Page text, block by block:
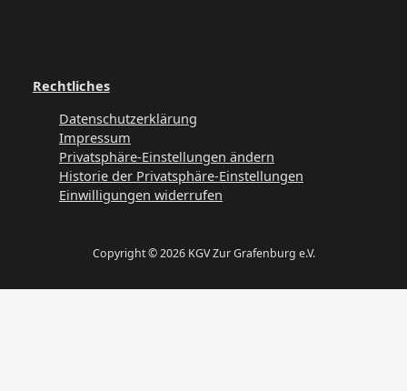
Rechtliches
Datenschutzerklärung
Impressum
Privatsphäre-Einstellungen ändern
Historie der Privatsphäre-Einstellungen
Einwilligungen widerrufen
Copyright © 2026 KGV Zur Grafenburg e.V.